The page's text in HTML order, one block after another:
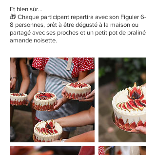
Et bien sûr…
🎁 Chaque participant repartira avec son Figuier 6-
8 personnes, prêt à être dégusté à la maison ou
partagé avec ses proches et un petit pot de praliné
amande noisette.